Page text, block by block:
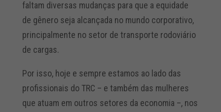
faltam diversas mudanças para que a equidade
de gênero seja alcançada no mundo corporativo,
principalmente no setor de transporte rodoviário
de cargas.
Por isso, hoje e sempre estamos ao lado das
profissionais do TRC – e também das mulheres
que atuam em outros setores da economia –, nos